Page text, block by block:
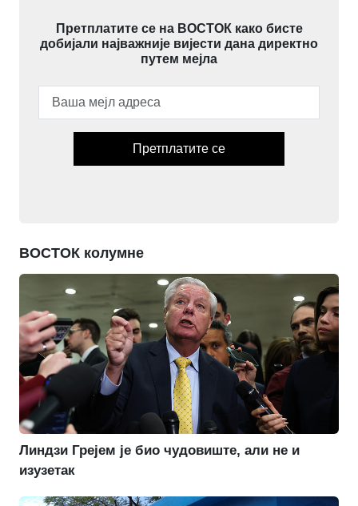
Претплатите се на ВОСТОК како бисте
добијали најважније вијести дана директно
путем мејла
Претплатите се
ВОСТОК колумне
Линдзи Грејем је био чудовиште, али не и
изузетак